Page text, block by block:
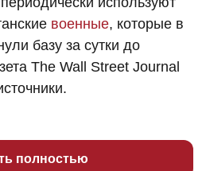
военные, которые в
базу за сутки до
The Wall Street Journal
полностью